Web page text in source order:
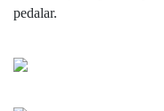
pedalar.